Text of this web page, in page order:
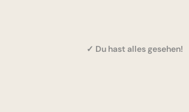
✓ Du hast alles gesehen!